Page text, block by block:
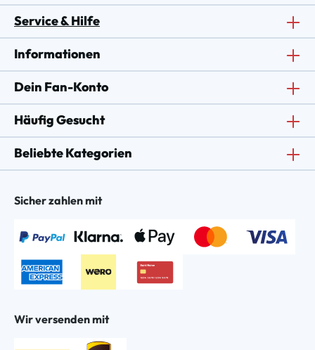
Service & Hilfe
Informationen
Dein Fan-Konto
Häufig Gesucht
Beliebte Kategorien
Sicher zahlen mit
Wir versenden mit